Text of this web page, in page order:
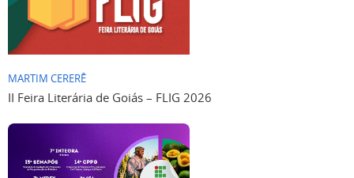
MARTIM CERERÊ
II Feira Literária de Goiás – FLIG 2026